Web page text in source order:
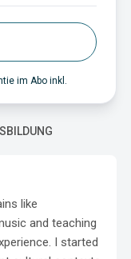
im Abo inkl.
like
and teaching
I started